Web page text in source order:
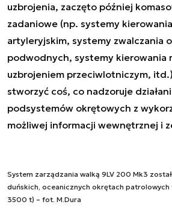
uzbrojenia, zaczęto później
zadaniowe (np. systemy
artyleryjskim, systemy zwalczania
podwodnych, systemy kierowania
uzbrojeniem przeciwlotniczym,
stworzyć coś, co nadzoruje
podsystemów okrętowych z
możliwej informacji wewnętrznej i
System zarządzania walką 9LV 200 Mk3
duńskich, oceanicznych okrętach
3500 t) – fot. M.Dura